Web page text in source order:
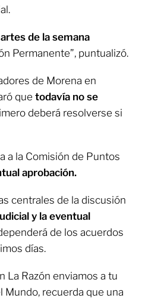
de la semana
Permanente”, puntualizó.
de Morena en
que todavía no se
deberá resolverse si
a la Comisión de Puntos
aprobación.
centrales de la discusión
y la eventual
de los acuerdos
días.
La Razón enviamos a tu
recuerda que una